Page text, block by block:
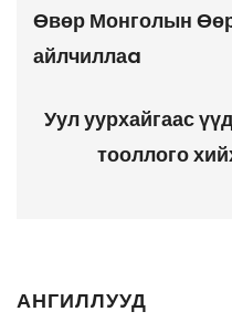
Өвөр Монголын
айлчиллаa
Уул уурхайгаас
тооллого
АНГИЛЛУУД